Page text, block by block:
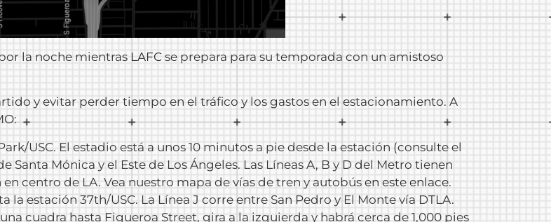
la noche mientras LAFC se prepara para su temporada con un amistoso
y evitar perder tiempo en el tráfico y los gastos en el estacionamiento. A
USC. El estadio está a unos 10 minutos a pie desde la estación (consulte el
Santa Mónica y el Este de Los Ángeles. Las Líneas A, B y D del Metro tienen
centro de LA. Vea nuestro mapa de vías de tren y autobús en este enlace.
estación 37th/USC. La Línea J corre entre San Pedro y El Monte vía DTLA.
cuadra hasta Figueroa Street, gira a la izquierda y habrá cerca de 1,000 pies